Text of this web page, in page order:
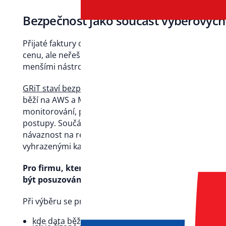
Bezpečnost jako součást
Přijaté faktury obsahují citlivá obchodní, finanční i
cenu, ale neřeší bezpečnostní rámec dodavatele,
menšími nástroji a specializovanými firmami bývá
GRiT staví bezpečnost jako samostatnou oblast řízení
běží na AWS a Microsoft Azure, komunikace v
monitorování, pravidelné externí penetrační testy a
postupy. Součástí tohoto rámce je také certifikace
návaznost na regulatorní požadavky a
vyhrazenými kapacitami a rozpočtem.
Pro firmu, která vybírá řešení na několik let
být posuzována stejně důsledně jako workflow,
Při výběru se proto ptejte:
kde data běží,